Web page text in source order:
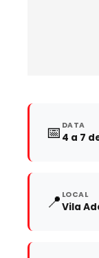
📅 DATA
4 a 7
📍 LOCAL
Vila